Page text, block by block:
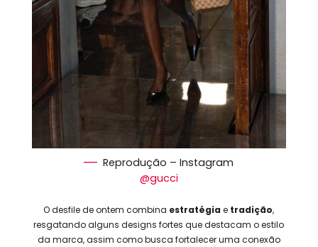
Reprodução – Instagram
@gucci
O desfile de ontem combina estratégia e tradição,
resgatando alguns designs fortes que destacam o estilo
da marca, assim como busca fortalecer uma conexão